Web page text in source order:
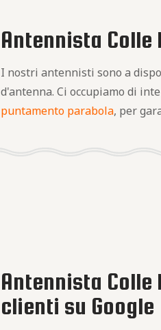
Antennista
I nostri antennisti sono a
d'antenna. Ci occupiamo di
puntamento parabola, per
Antennista
clienti su Google